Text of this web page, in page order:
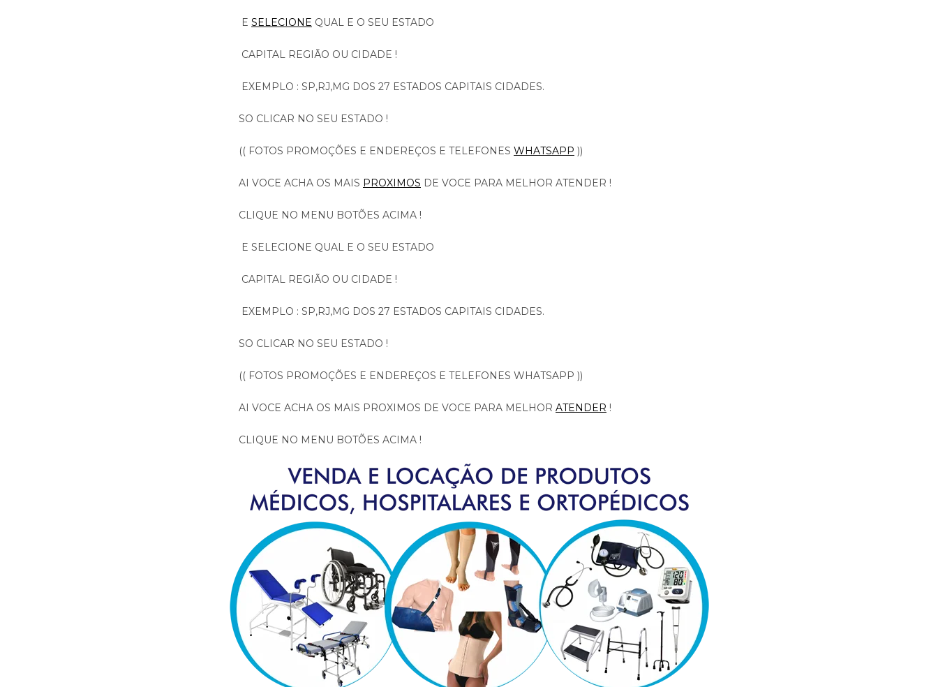
E SELECIONE QUAL E O SEU ESTADO
CAPITAL REGIÃO OU CIDADE !
EXEMPLO : SP,RJ,MG DOS 27 ESTADOS CAPITAIS CIDADES.
SO CLICAR NO SEU ESTADO !
(( FOTOS PROMOÇÕES E ENDEREÇOS E TELEFONES WHATSAPP ))
AI VOCE ACHA OS MAIS PROXIMOS DE VOCE PARA MELHOR ATENDER !
CLIQUE NO MENU BOTÕES ACIMA !
E SELECIONE QUAL E O SEU ESTADO
CAPITAL REGIÃO OU CIDADE !
EXEMPLO : SP,RJ,MG DOS 27 ESTADOS CAPITAIS CIDADES.
SO CLICAR NO SEU ESTADO !
(( FOTOS PROMOÇÕES E ENDEREÇOS E TELEFONES WHATSAPP ))
AI VOCE ACHA OS MAIS PROXIMOS DE VOCE PARA MELHOR ATENDER !
CLIQUE NO MENU BOTÕES ACIMA !